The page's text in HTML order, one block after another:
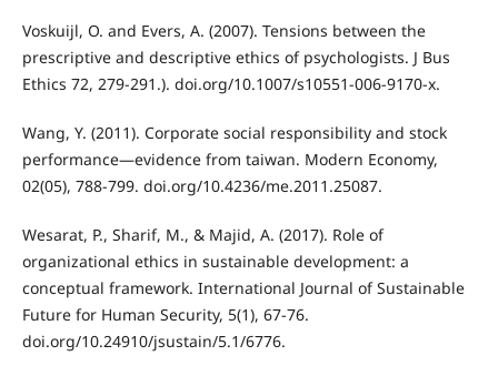
Voskuijl, O. and Evers, A. (2007). Tensions between the
prescriptive and descriptive ethics of psychologists. J Bus
Ethics 72, 279-291.). doi.org/10.1007/s10551-006-9170-x.
Wang, Y. (2011). Corporate social responsibility and stock
performance—evidence from taiwan. Modern Economy,
02(05), 788-799. doi.org/10.4236/me.2011.25087.
Wesarat, P., Sharif, M., & Majid, A. (2017). Role of
organizational ethics in sustainable development: a
conceptual framework. International Journal of Sustainable
Future for Human Security, 5(1), 67-76.
doi.org/10.24910/jsustain/5.1/6776.